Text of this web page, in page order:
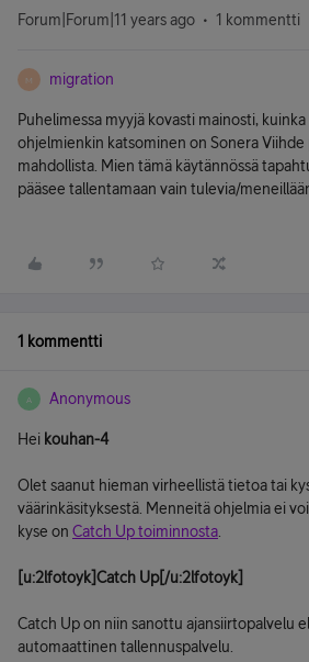
Forum|Forum|11 years ago 1 kommentti
M migration
Puhelimessa myyjä kovasti mainosti,
ohjelmienkin katsominen on Sonera Viihde
mahdollista. Mien tämä käytännössä
pääsee tallentamaan vain tulevia/
1 kommentti
A Anonymous
Hei kouhan-4
Olet saanut hieman virheellistä tietoa tai
väärinkäsityksestä. Menneitä ohjelmia ei
kyse on Catch Up toiminnosta
[u:2lfotoyk]Catch Up[/u:2lfotoyk]
Catch Up on niin sanottu ajansiirtopalvelu
automaattinen tallennuspalvelu.